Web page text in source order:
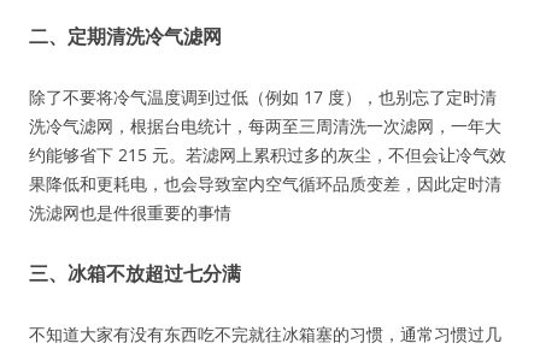
二、定期清洗冷气滤网
除了不要将冷气温度调到过低（例如 17 度），也别忘了定时清
洗冷气滤网，根据台电统计，每两至三周清洗一次滤网，一年大
约能够省下 215 元。若滤网上累积过多的灰尘，不但会让冷气效
果降低和更耗电，也会导致室内空气循环品质变差，因此定时清
洗滤网也是件很重要的事情
三、冰箱不放超过七分满
不知道大家有没有东西吃不完就往冰箱塞的习惯，通常习惯过几